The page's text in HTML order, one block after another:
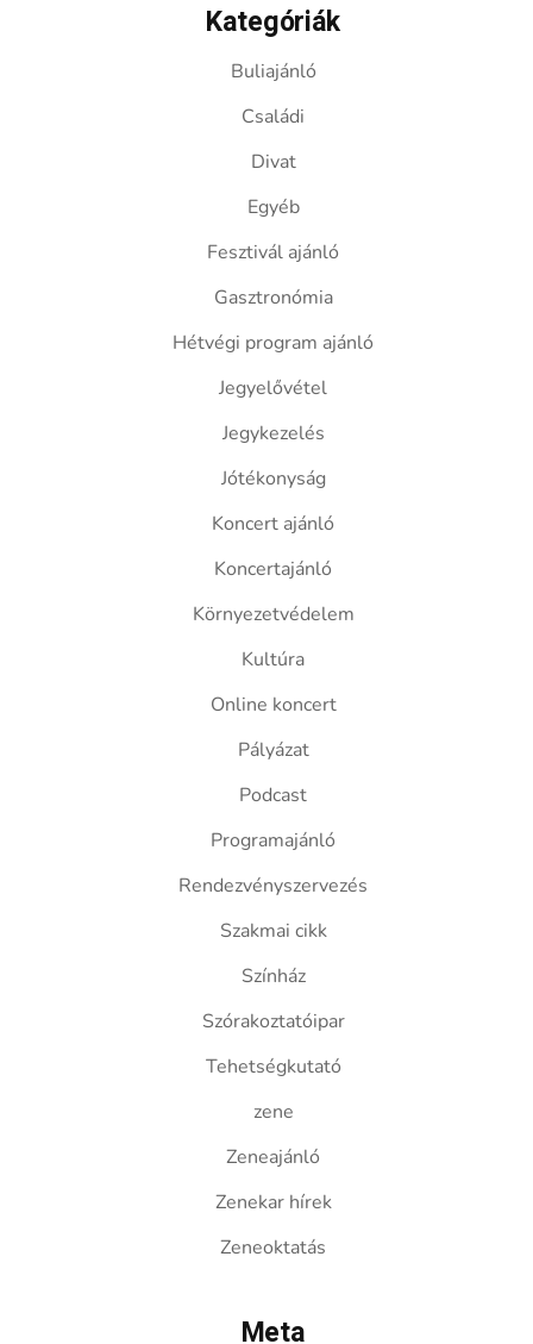
Kategóriák
Buliajánló
Családi
Divat
Egyéb
Fesztivál ajánló
Gasztronómia
Hétvégi program ajánló
Jegyelővétel
Jegykezelés
Jótékonyság
Koncert ajánló
Koncertajánló
Környezetvédelem
Kultúra
Online koncert
Pályázat
Podcast
Programajánló
Rendezvényszervezés
Szakmai cikk
Színház
Szórakoztatóipar
Tehetségkutató
zene
Zeneajánló
Zenekar hírek
Zeneoktatás
Meta